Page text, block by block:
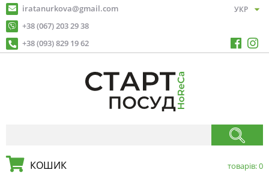
iratanurkova@gmail.com
+38 (067) 203 29 38
+38 (093) 829 19 62
КОШИК товарів:0